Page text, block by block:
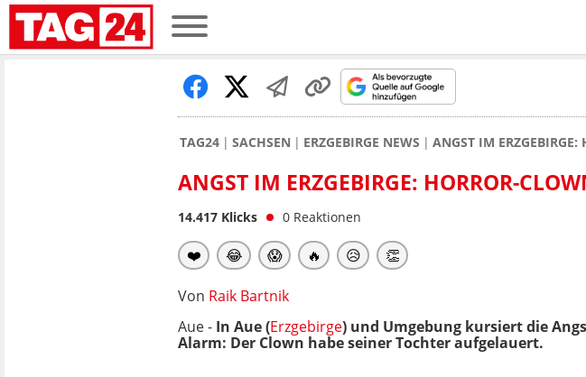
TAG24 SACHSEN ERZGEBIRGE NEWS ANGST IM
ANGST IM ERZGEBIRGE: HORROR-
14.417 Klicks 0 Reaktionen
❤️ 😂 😱 🔥 😥 👏
Von Raik Bartnik
Aue - In Aue (Erzgebirge) und Umgebung kursiert die
Alarm: Der Clown habe seiner Tochter aufgelauert.